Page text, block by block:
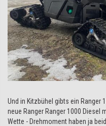
Und in Kitzbühel gibts ein Ranger
neue Ranger Ranger 1000 Diesel
Wette - Drehmoment haben ja